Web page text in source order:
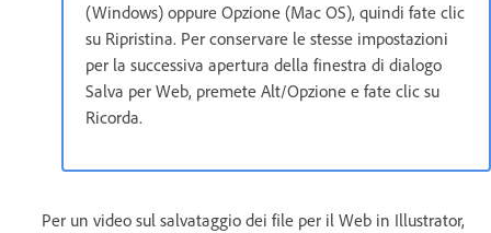
(Windows) oppure Opzione (Mac OS), quindi fate clic
su Ripristina. Per conservare le stesse impostazioni
per la successiva apertura della finestra di dialogo
Salva per Web, premete Alt/Opzione e fate clic su
Ricorda.
Per un video sul salvataggio dei file per il Web in Illustrator,